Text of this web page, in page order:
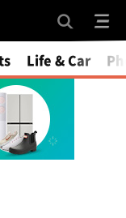
Life & Car